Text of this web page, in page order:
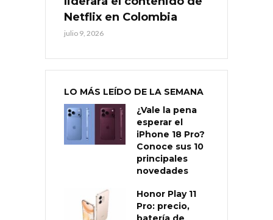
Netflix en Colombia
julio 9, 2026
LO MÁS LEÍDO DE LA SEMANA
¿Vale la pena
esperar el
iPhone 18 Pro?
Conoce sus 10
principales
novedades
Honor Play 11
Pro: precio,